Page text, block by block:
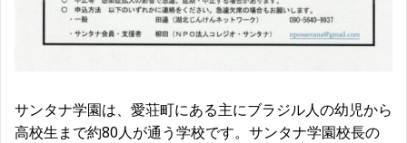
サンタナ学園は、愛荘町にある主にブラジル人の幼児から
高校生まで約80人が通う学校です。サンタナ学園校長の